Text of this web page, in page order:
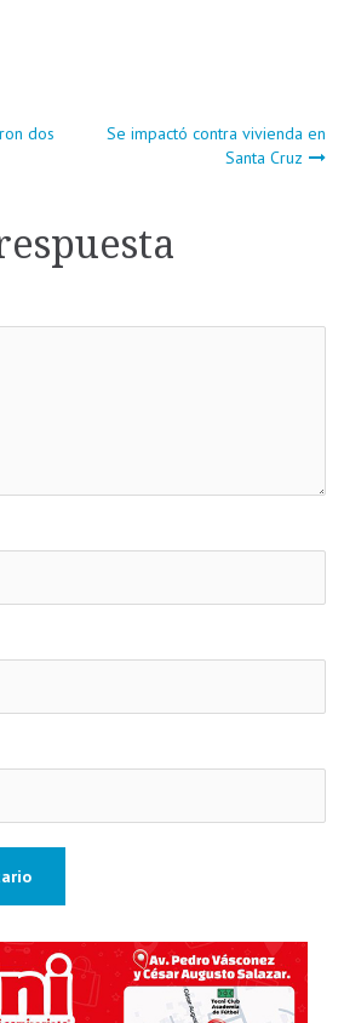
dos
Se impactó contra vivienda en
Santa Cruz